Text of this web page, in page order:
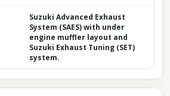
Suzuki Advanced Exhaust
System (SAES) with under
engine muffler layout and
Suzuki Exhaust Tuning (SET)
system.